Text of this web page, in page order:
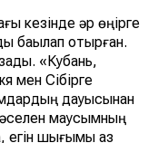
кезінде әр өңірге
бақылап отырған.
«Кубань,
мен Сібірге
дауысынан
маусымның
егін шығымы аз